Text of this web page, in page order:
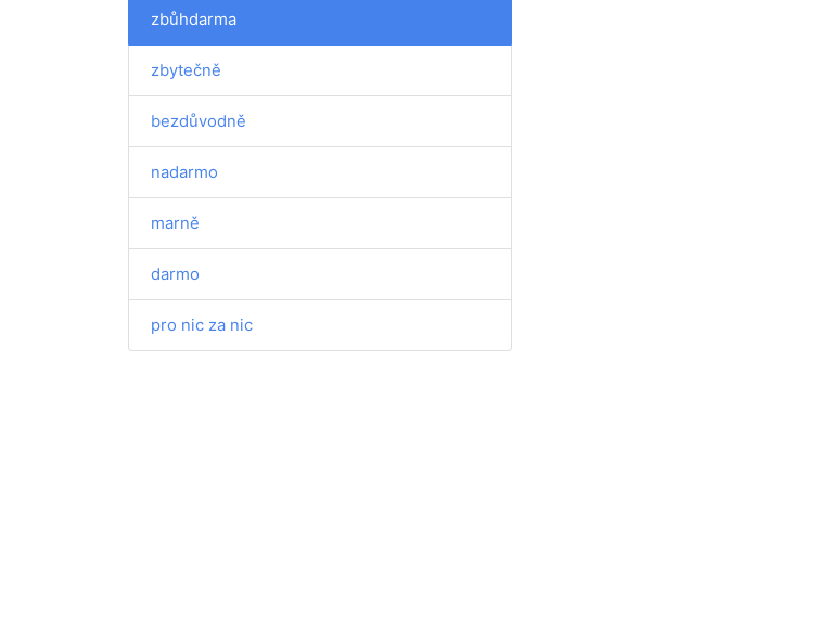
zbůhdarma
zbytečně
bezdůvodně
nadarmo
marně
darmo
pro nic za nic